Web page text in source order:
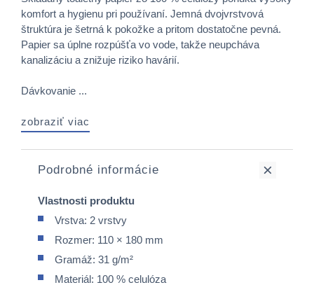
komfort a hygienu pri používaní. Jemná dvojvrstvová
štruktúra je šetrná k pokožke a pritom dostatočne pevná.
Papier sa úplne rozpúšťa vo vode, takže neupcháva
kanalizáciu a znižuje riziko havárií.
Dávkovanie ...
zobraziť viac
Podrobné informácie
Vlastnosti produktu
Vrstva: 2 vrstvy
Rozmer: 110 × 180 mm
Gramáž: 31 g/m²
Materiál: 100 % celulóza